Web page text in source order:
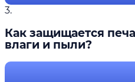
3.
Как защищается
влаги и пыли?